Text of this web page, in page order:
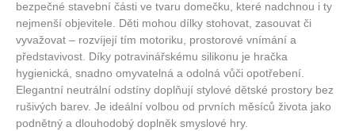
bezpečné stavební části ve tvaru domečku, které nadchnou i ty
nejmenší objevitele. Děti mohou dílky stohovat, zasouvat či
vyvažovat – rozvíjejí tím motoriku, prostorové vnímání a
představivost. Díky potravinářskému silikonu je hračka
hygienická, snadno omyvatelná a odolná vůči opotřebení.
Elegantní neutrální odstíny doplňují stylové dětské prostory bez
rušivých barev. Je ideální volbou od prvních měsíců života jako
podnětný a dlouhodobý doplněk smyslové hry.